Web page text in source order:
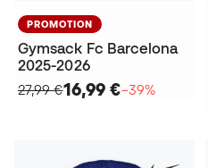
PROMOTION
Gymsack Fc Barcelona
2025-2026
27,99 €16,99 €−39%